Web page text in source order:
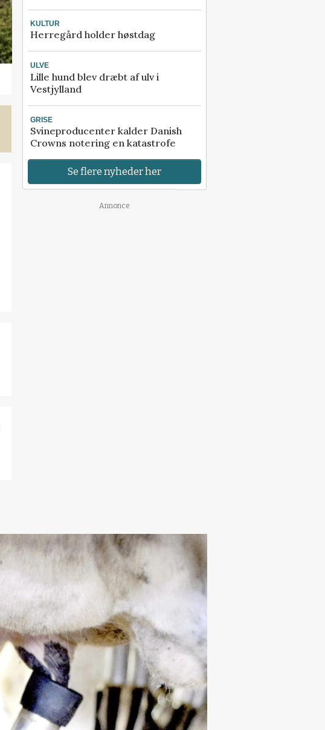
KULTUR
Herregård holder høstdag
ULVE
Lille hund blev dræbt af ulv i
Vestjylland
GRISE
Svineproducenter kalder Danish
Crowns notering en katastrofe
Se flere nyheder her
Annonce